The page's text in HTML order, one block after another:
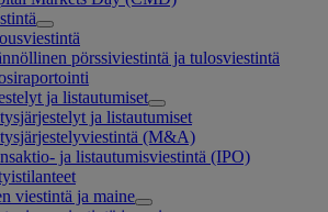
pörssiviestintä ja tulosviestintä
ja listautumiset
ja listautumiset
(M&A)
ja listautumisviestintä (IPO)
viestintä ja maine